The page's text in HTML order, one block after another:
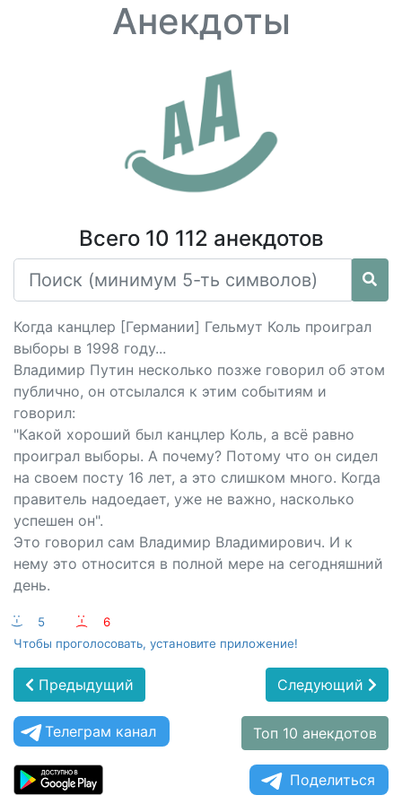
Анекдоты
Всего 10 112 анекдотов
Когда канцлер [Германии] Гельмут Коль проиграл
выборы в 1998 году...
Владимир Путин несколько позже говорил об этом
публично, он отсылался к этим событиям и
говорил:
"Какой хороший был канцлер Коль, а всё равно
проиграл выборы. А почему? Потому что он сидел
на своем посту 16 лет, а это слишком много. Когда
правитель надоедает, уже не важно, насколько
успешен он".
Это говорил сам Владимир Владимирович. И к
нему это относится в полной мере на сегодняшний
день.
:-) 5 :-(
6
Чтобы проголосовать, установите приложение!
Предыдущий Следующий
Телеграм канал Топ 10 анекдотов
Поделиться